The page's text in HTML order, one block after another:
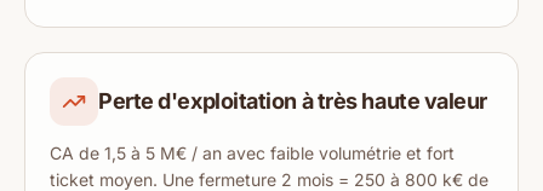
Perte d'exploitation à très haute valeur
CA de 1,5 à 5 M€ / an avec faible volumétrie et fort
ticket moyen. Une fermeture 2 mois = 250 à 800 k€ de